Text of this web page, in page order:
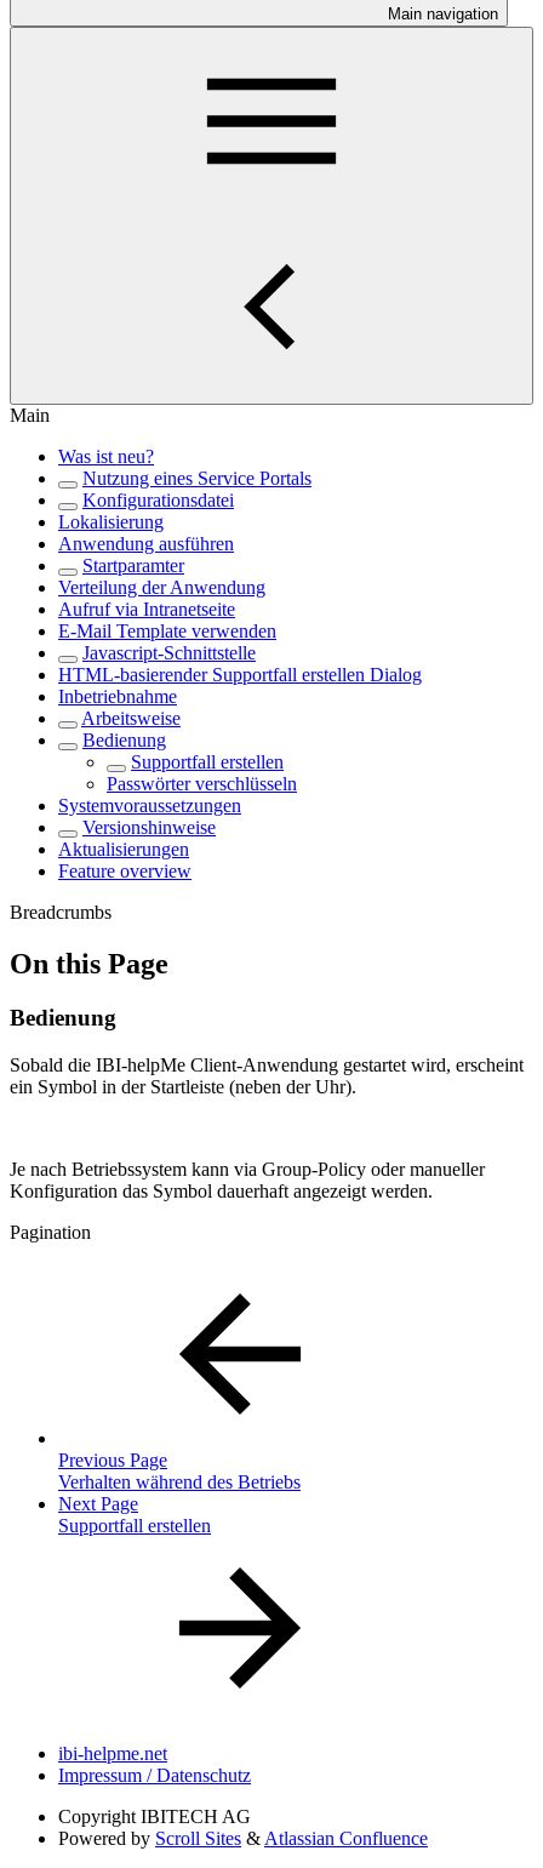
Main navigation
Main
Was ist neu?
Nutzung eines Service Portals
Konfigurationsdatei
Lokalisierung
Anwendung ausführen
Startparamter
Verteilung der Anwendung
Aufruf via Intranetseite
E-Mail Template verwenden
Javascript-Schnittstelle
HTML-basierender Supportfall erstellen Dialog
Inbetriebnahme
Arbeitsweise
Bedienung
Supportfall erstellen
Passwörter verschlüsseln
Systemvoraussetzungen
Versionshinweise
Aktualisierungen
Feature overview
Breadcrumbs
On this Page
Bedienung
Sobald die IBI-helpMe Client-Anwendung gestartet wird, erscheint
ein Symbol in der Startleiste (neben der Uhr).
Je nach Betriebssystem kann via Group-Policy oder manueller
Konfiguration das Symbol dauerhaft angezeigt werden.
Pagination
Previous Page
Verhalten während des Betriebs
Next Page
Supportfall erstellen
ibi-helpme.net
Impressum / Datenschutz
Copyright IBITECH AG
Powered by Scroll Sites & Atlassian Confluence